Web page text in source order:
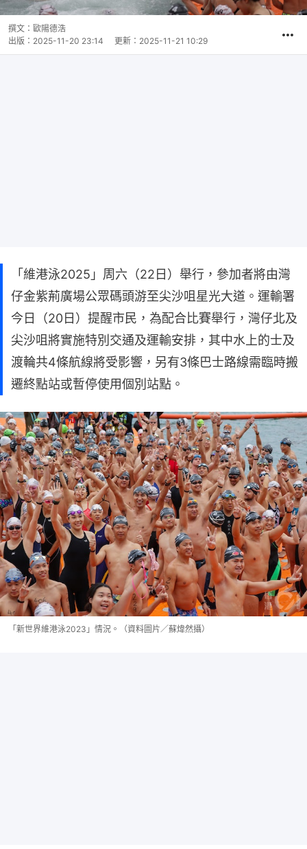
撰文： 歐陽德浩
出版： 2025-11-20 23:14 更新： 2025-11-21 10:29
「維港泳2025」周六（22日）舉行，參加者將由灣
仔金紫荊廣場公眾碼頭游至尖沙咀星光大道。運輸署
今日（20日）提醒市民，為配合比賽舉行，灣仔北及
尖沙咀將實施特別交通及運輸安排，其中水上的士及
渡輪共4條航線將受影響，另有3條巴士路線需臨時搬
遷終點站或暫停使用個別站點。
「新世界維港泳2023」情況。（資料圖片／蘇煒然攝）